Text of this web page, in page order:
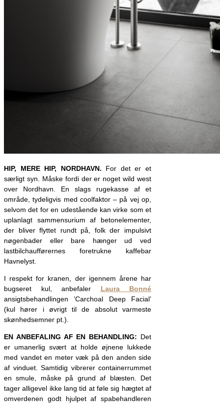
HIP, MERE HIP, NORDHAVN. For det er et
særligt syn. Måske fordi der er noget wild west
over Nordhavn. En slags rugekasse af et
område, tydeligvis med coolfaktor – på vej op,
selvom det for en udestående kan virke som et
uplanlagt sammensurium af betonelementer,
der bliver flyttet rundt på, folk der impulsivt
nøgenbader eller bare hænger ud ved
lastbilchaufførernes foretrukne kaffebar
Havnelyst.
I respekt for kranen, der igennem årene har
bugseret kul, anbefaler Laura Bonné
ansigtsbehandlingen ’Carchoal Deep Facial’
(kul hører i øvrigt til de absolut varmeste
skønhedsemner pt.).
EN ANBEFALING AF EN BEHANDLING: Det
er umanerlig svært at holde øjnene lukkede
med vandet en meter væk på den anden side
af vinduet. Samtidig vibrerer containerrummet
en smule, måske på grund af blæsten. Det
tager alligevel ikke lang tid at føle sig hægtet af
omverdenen godt hjulpet af spabehandleren